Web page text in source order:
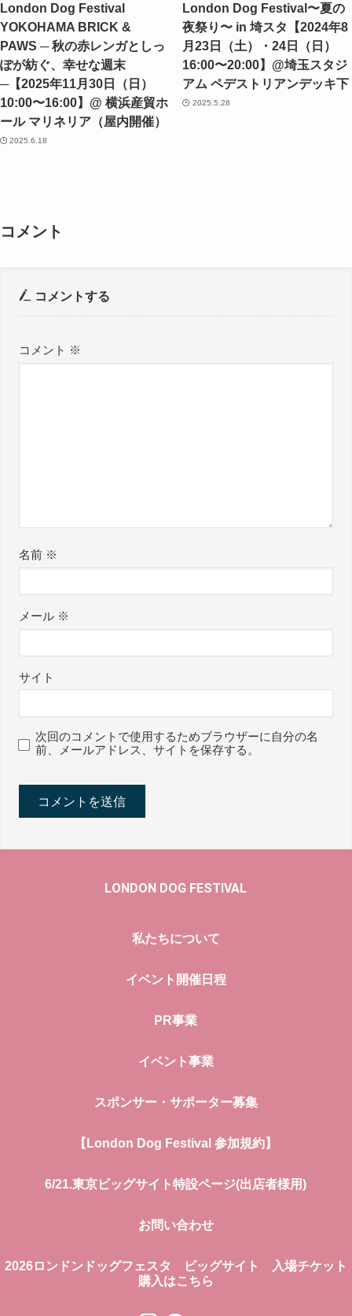
London Dog Festival
YOKOHAMA BRICK &
PAWS ─ 秋の赤レンガとしっ
ぽが紡ぐ、幸せな週末
─【2025年11月30日（日）
10:00〜16:00】@ 横浜産貿ホ
ール マリネリア（屋内開催）
2025.6.18
London Dog Festival〜夏の
夜祭り〜 in 埼スタ【2024年8
月23日（土）・24日（日）
16:00〜20:00】@埼玉スタジ
アム ペデストリアンデッキ下
2025.5.28
コメント
コメントする
コメント ※
名前 ※
メール ※
サイト
次回のコメントで使用するためブラウザーに自分の名
前、メールアドレス、サイトを保存する。
LONDON DOG FESTIVAL
私たちについて
イベント開催日程
PR事業
イベント事業
スポンサー・サポーター募集
【London Dog Festival 参加規約】
6/21.東京ビッグサイト特設ページ(出店者様用)
お問い合わせ
2026ロンドンドッグフェスタ ビッグサイト 入場チケット
購入はこちら